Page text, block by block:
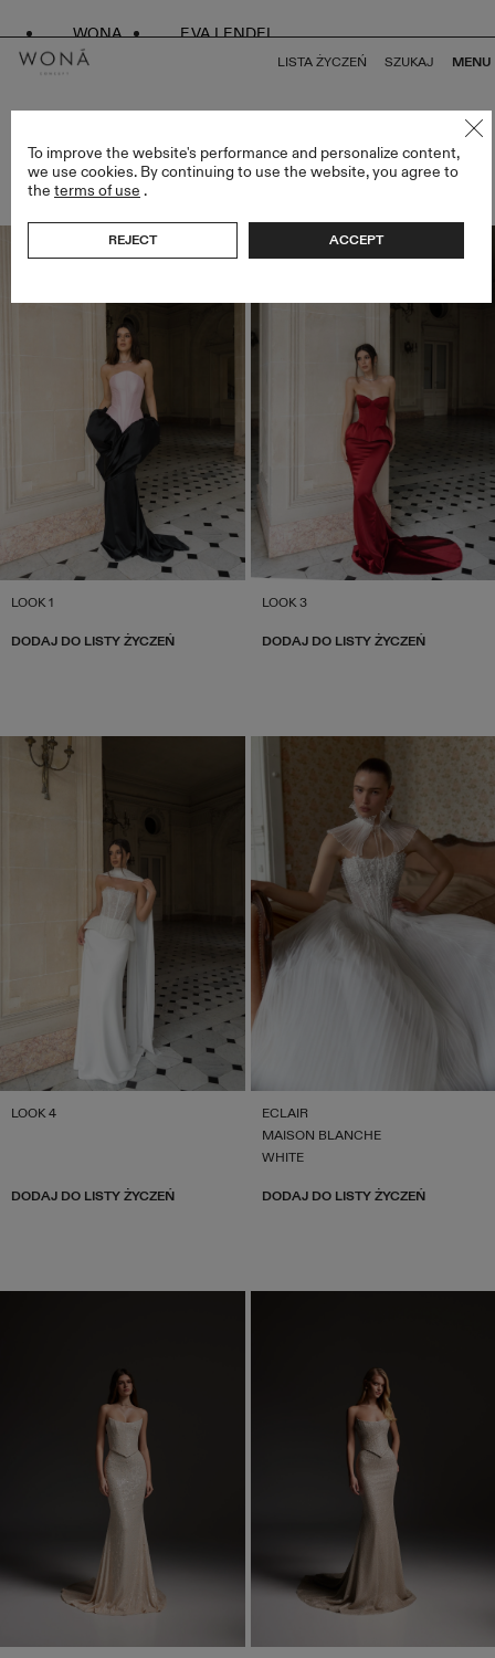
WONA EVA LENDEL
LISTA ŻYCZEŃ SZUKAJ MENU
SUKNIE ŚLUBNE Z TYŁEM W STYLU GORSETU
RZECZY (53)
LOOK 1
DODAJ DO LISTY ŻYCZEŃ
LOOK 3
DODAJ DO LISTY ŻYCZEŃ
LOOK 4
DODAJ DO LISTY ŻYCZEŃ
ECLAIR
MAISON BLANCHE
WHITE
DODAJ DO LISTY ŻYCZEŃ
To improve the website's performance and personalize content,
we use cookies. By continuing to use the website, you agree to
the terms of use .
REJECT ACCEPT